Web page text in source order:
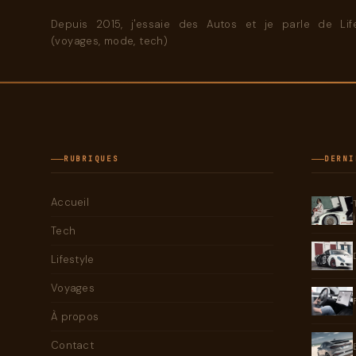
Depuis 2015, j'essaie des Autos et je parle de
(voyages, mode, tech)
RUBRIQUES
Accueil
Tech
Lifestyle
Voyages
À propos
Contact